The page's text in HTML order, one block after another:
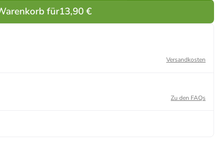
für13,90 €
Versandkosten
Zu den FAQs